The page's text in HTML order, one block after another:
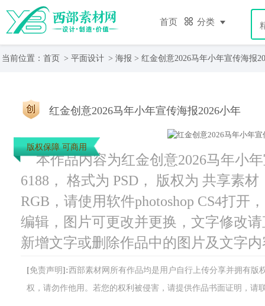
首页 分类
当前位置： 首页 > 平面设计 > 海报 > 红金创意2026马年小年宣传海报
红金创意2026马年小年宣传海报2026小年
版权保障 可商用
本作品内容为红金创意2026马年小
6188， 格式为 PSD， 版权为 共享素
RGB，请使用软件photoshop CS4打开
编辑，图片可更改并更换，文字修改
新增文字或删除作品中的图片及文字
[免责声明]:西部素材网所有作品均是用户自行上传分享并拥有
权，请勿作他用。若您的权利被侵害，请提供作品书面证明，请